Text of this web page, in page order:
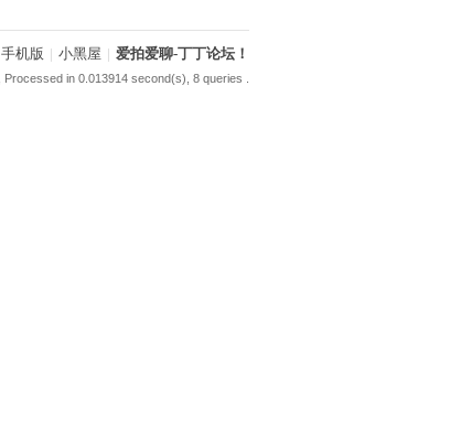
手机版 | 小黑屋 | 爱拍爱聊-丁丁论坛！
, Processed in 0.013914 second(s), 8 queries .